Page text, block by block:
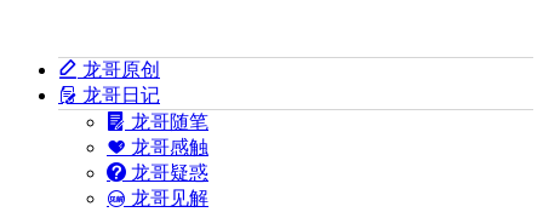
龙哥原创
龙哥日记
龙哥随笔
龙哥感触
龙哥疑惑
龙哥见解